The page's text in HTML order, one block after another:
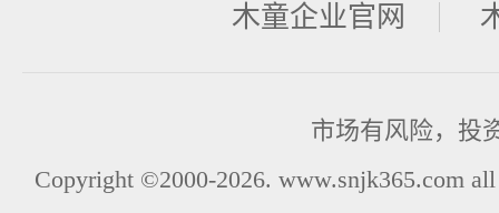
木童企业官网
市场有风险，投
Copyright ©2000-2026. www.snjk365.com